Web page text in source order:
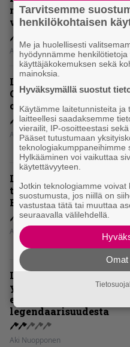
mitenkään täyttää
voiko?
Aki Nuopponen
Levyarvio:
Old Gang -albumista ei
onko se tosissaan
Aki Nuopponen
Levyarvio: Onko
täydellisintä
Beastia?
Aki Nuopponen
Levyarvio: Sabaton on
yhdennellätoista
erittäin kaukana
legendaarisuudesta
Aki Nuopponen
Tarvitsemme
henkilökohtaisen
Me ja huolellisesti
hyödynnämme
käyttäjäkokemuksen sekä
mainoksia.
Hyväksymällä suostut
Käytämme laitetunnisteita ja
laitteellesi saadaksemme
vierailit, IP-osoitteestasi
Pääset tutustumaan
teknologiakumppaneihimme
Hylkääminen voi vaikuttaa
käytettävyyteen.
Jotkin teknologiamme voivat
suostumusta, jos niillä on
vastustaa tätä tai muuttaa
seuraavalla välilehdellä.
Omat